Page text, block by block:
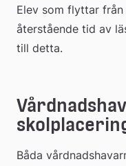
Elev som flyttar
återstående tid av
till detta.
Båda